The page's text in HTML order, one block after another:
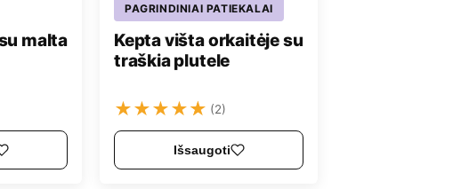
malta
PAGRINDINIAI PATIEKALAI
Kepta višta orkaitėje su
traškia plutele
★★★★★ (2)
Išsaugoti